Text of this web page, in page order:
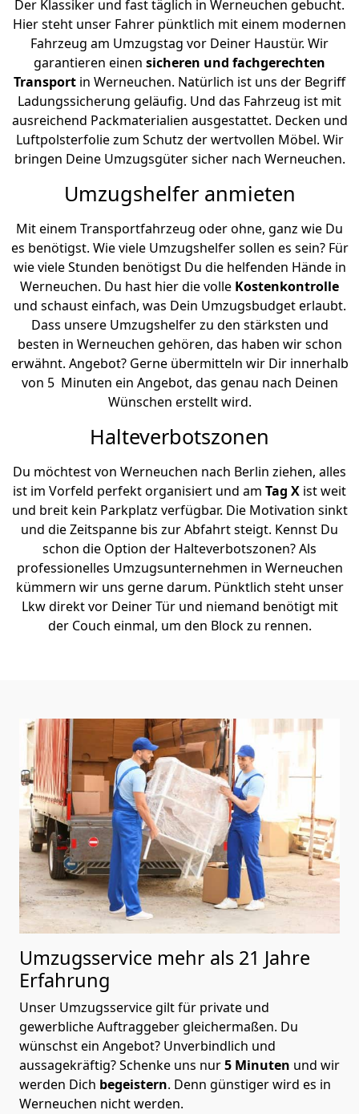
Der Klassiker und fast täglich in Werneuchen gebucht.
Hier steht unser Fahrer pünktlich mit einem modernen
Fahrzeug am Umzugstag vor Deiner Haustür. Wir
garantieren einen sicheren und fachgerechten
Transport in Werneuchen. Natürlich ist uns der Begriff
Ladungssicherung geläufig. Und das Fahrzeug ist mit
ausreichend Packmaterialien ausgestattet. Decken und
Luftpolsterfolie zum Schutz der wertvollen Möbel. Wir
bringen Deine Umzugsgüter sicher nach Werneuchen.
Umzugshelfer anmieten
Mit einem Transportfahrzeug oder ohne, ganz wie Du
es benötigst. Wie viele Umzugshelfer sollen es sein? Für
wie viele Stunden benötigst Du die helfenden Hände in
Werneuchen. Du hast hier die volle Kostenkontrolle
und schaust einfach, was Dein Umzugsbudget erlaubt.
Dass unsere Umzugshelfer zu den stärksten und
besten in Werneuchen gehören, das haben wir schon
erwähnt. Angebot? Gerne übermitteln wir Dir innerhalb
von 5 Minuten ein Angebot, das genau nach Deinen
Wünschen erstellt wird.
Halteverbotszonen
Du möchtest von Werneuchen nach Berlin ziehen, alles
ist im Vorfeld perfekt organisiert und am Tag X ist weit
und breit kein Parkplatz verfügbar. Die Motivation sinkt
und die Zeitspanne bis zur Abfahrt steigt. Kennst Du
schon die Option der Halteverbotszonen? Als
professionelles Umzugsunternehmen in Werneuchen
kümmern wir uns gerne darum. Pünktlich steht unser
Lkw direkt vor Deiner Tür und niemand benötigt mit
der Couch einmal, um den Block zu rennen.
Umzugsservice mehr als 21 Jahre
Erfahrung
Unser Umzugsservice gilt für private und
gewerbliche Auftraggeber gleichermaßen. Du
wünschst ein Angebot? Unverbindlich und
aussagekräftig? Schenke uns nur5 Minuten und wir
werden Dich begeistern. Denn günstiger wird es in
Werneuchen nicht werden.